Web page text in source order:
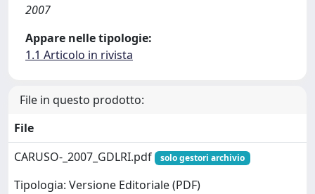
2007
Appare nelle tipologie:
1.1 Articolo in rivista
File in questo prodotto:
File
CARUSO-_2007_GDLRI.pdf
solo gestori archivio
Tipologia: Versione Editoriale (PDF)